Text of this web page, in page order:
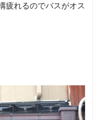
疲れるのでバスがオス